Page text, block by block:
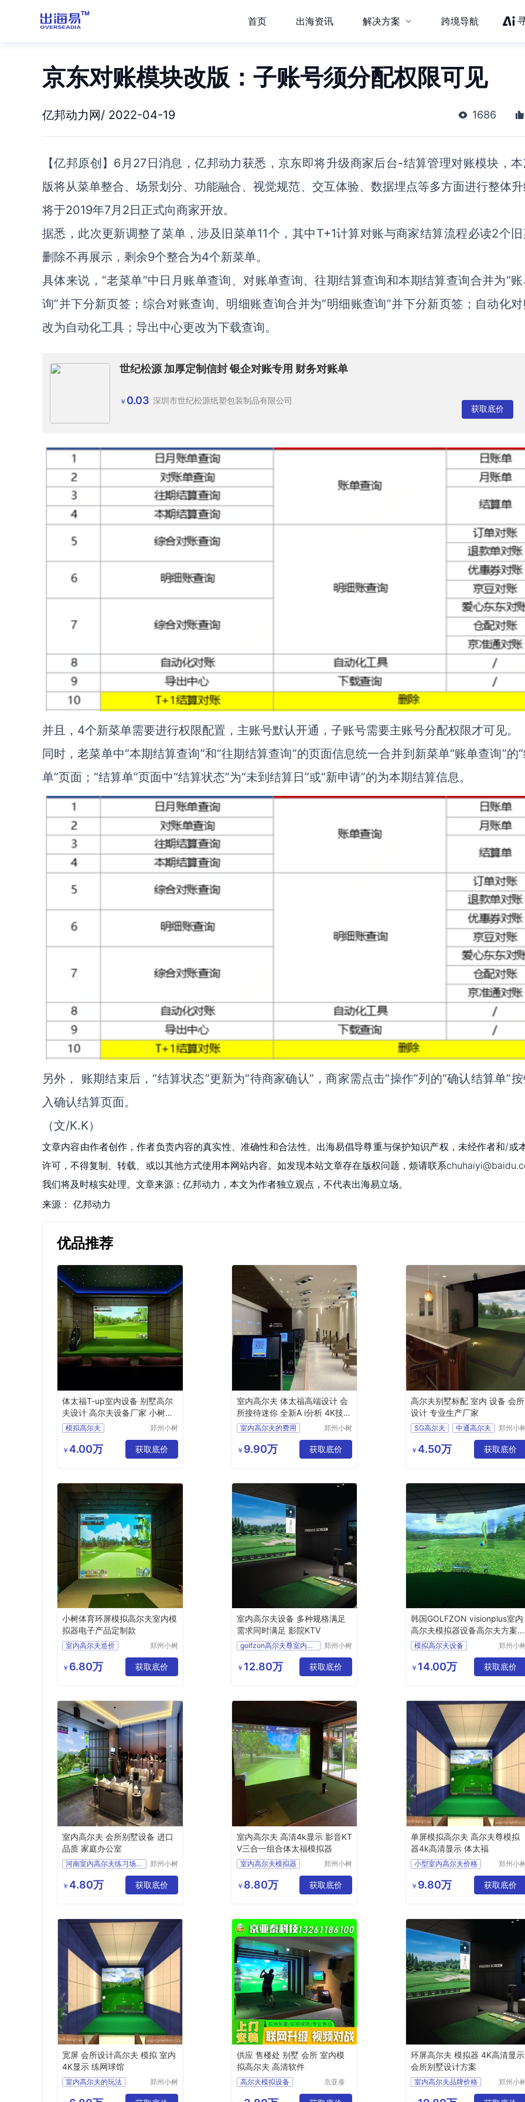
首页 出海资讯 解决方案 跨境导航
京东对账模块改版：子账号须分配权限可见
亿邦动力网/ 2022-04-19 1686
【亿邦原创】6月27日消息，亿邦动力获悉，京东即将升级商家后台-结算管理对账模块，
版将从菜单整合、场景划分、功能融合、视觉规范、交互体验、数据埋点等多方面进行整体
将于2019年7月2日正式向商家开放。
据悉，此次更新调整了菜单，涉及旧菜单11个，其中T+1计算对账与商家结算流程必读2个
删除不再展示，剩余9个整合为4个新菜单。
具体来说，“老菜单”中日月账单查询、对账单查询、往期结算查询和本期结算查询合并为“
询”并下分新页签；综合对账查询、明细账查询合并为“明细账查询”并下分新页签；自动化
改为自动化工具；导出中心更改为下载查询。
世纪松源 加厚定制信封 银企对账专用 财务对账单
￥ 0.03 深圳市世纪松源纸塑包装制品有限公司
获取底价
并且，4个新菜单需要进行权限配置，主账号默认开通，子账号需要主账号分配权限才可见。
同时，老菜单中“本期结算查询”和“往期结算查询”的页面信息统一合并到新菜单“账单查询”的
单”页面；“结算单”页面中“结算状态”为“未到结算日”或“新申请”的为本期结算信息。
另外， 账期结束后，“结算状态”更新为“待商家确认”，商家需点击“操作”列的“确认结算单”
入确认结算页面。
（文/K.K）
文章内容由作者创作，作者负责内容的真实性、准确性和合法性。出海易倡导尊重与保护知识产权，未经作者和/或
许可，不得复制、转载、或以其他方式使用本网站内容。如发现本站文章存在版权问题，烦请联系
我们将及时核实处理。文章来源：亿邦动力，本文为作者独立观点，不代表出海易立场。
来源： 亿邦动力
优品推荐
体太福T-up室内设备 别墅高尔
夫设计 高尔夫设备厂家 小树体
育科技
模拟高尔夫
会会所高尔夫设计
郑州小树
有限公司
￥ 4.00万 获取底价
室内高尔夫 体太福高端设计 会
所接待迷你 全新A i分析 4K技术
指导
室内高尔夫的费用
室内高尔夫系统价格
高尔夫高尔夫模拟器室内
郑州小树
有限公司
￥ 9.90万 获取底价
高尔夫别墅标配 室内 设备 会所
设计 专业生产厂家
SG高尔夫
中通高尔夫
衡泰信高尔夫
郑州小
有限公
￥ 4.50万 获取底价
小树体育环屏模拟高尔夫室内模
拟器电子产品定制款
室内高尔夫造价
高尔夫室内模拟器品牌
郑州小树
有限公司
￥ 6.80万 获取底价
室内高尔夫设备 多种规格满足
需求同时满足 影院KTV
golfzon高尔夫尊室内高尔夫姿势
体太福室内高尔夫怎么样
高尔夫室内厂家
郑州小树
有限公司
￥ 12.80万 获取底价
韩国GOLFZON visionplus室内
高尔夫模拟器设备高尔夫方案
计模拟高尔夫设备
别墅高尔夫设计
郑州小
有限公
￥ 14.00万 获取底价
室内高尔夫 会所别墅设备 进口
品质 家庭办公室
河南室内高尔夫练习场图
室内高尔夫系统价格
室内高尔夫价位
郑州小树
有限公司
￥ 4.80万 获取底价
室内高尔夫 高清4k显示 影音KT
V三合一组合体太福模拟器
室内高尔夫模拟器
室内高尔夫尺寸要求
室内高尔夫场地
郑州小树
有限公司
￥ 8.80万 获取底价
单屏模拟高尔夫 高尔夫尊模拟
器4k高清显示 体太福
小型室内高尔夫价格
室内高尔夫系统价格
室内高尔夫的价钱
室内高尔夫练习场价格
郑州小
有限公
￥ 9.80万 获取底价
宽屏 会所设计高尔夫 模拟 室内
4K显示 练网球馆
室内高尔夫的玩法
模拟高尔夫室内高尔夫
郑州小树
供应 售楼处 别墅 会所 室内模
拟高尔夫 高清软件
高尔夫模拟设备
京亚泰
环屏高尔夫 模拟器 4K高清显示
会所别墅设计方案
室内高尔夫品牌价格
室内高尔夫练习场地
郑州小